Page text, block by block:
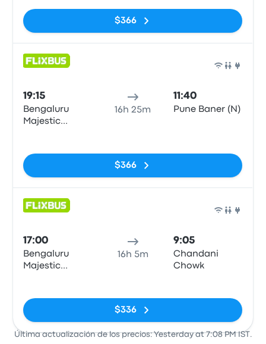
Zone)
$366
19:15
Bengaluru
Majestic
Zone)
16h 25m
11:40
Pune Baner (N)
$366
17:00
Bengaluru
Majestic
Zone)
16h 5m
9:05
Chandani
Chowk
$336
Última actualización de los precios: Yesterday at 7:08 PM IST.